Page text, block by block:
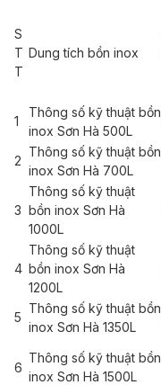
S
T
T
Dung tích bồn inox
1
Thông số kỹ thuật bồn
inox Sơn Hà 500L
2
Thông số kỹ thuật bồn
inox Sơn Hà 700L
3
Thông số kỹ thuật
bồn inox Sơn Hà
1000L
4
Thông số kỹ thuật
bồn inox Sơn Hà
1200L
5
Thông số kỹ thuật bồn
inox Sơn Hà 1350L
6
Thông số kỹ thuật bồn
inox Sơn Hà 1500L